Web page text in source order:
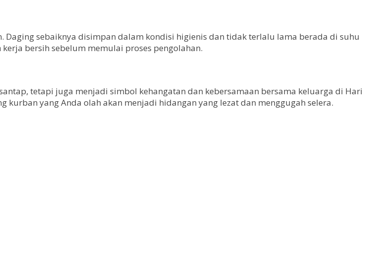
sebaiknya disimpan dalam kondisi higienis dan tidak terlalu lama berada di suhu
bersih sebelum memulai proses pengolahan.
tetapi juga menjadi simbol kehangatan dan kebersamaan bersama keluarga di Hari
kurban yang Anda olah akan menjadi hidangan yang lezat dan menggugah selera.